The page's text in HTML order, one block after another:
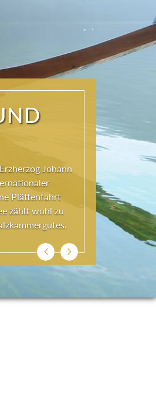
und viel
und ihren
Bergen und
ZurückWeiter